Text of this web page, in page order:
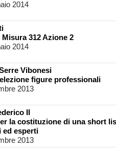
2014
312 Azione 2
2014
Vibonesi
figure professionali
2013
II
la costituzione di una short
ed esperti
2013